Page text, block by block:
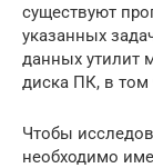
существуют
указанных
данных утилит
диска ПК, в
Чтобы
необходимо